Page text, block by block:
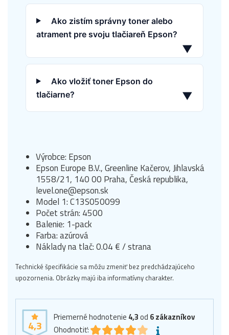
Ako zistím správny toner alebo
atrament pre svoju tlačiareň Epson?
▼
Ako vložiť toner Epson do
tlačiarne?
▼
Výrobce: Epson
Epson Europe B.V., Greenline Kačerov, Jihlavská
1558/21, 140 00 Praha, Česká republika,
level.one@epson.sk
Model 1: C13S050099
Počet strán: 4500
Balenie: 1-pack
Farba: azúrová
Náklady na tlač: 0.04 € / strana
Technické špecifikácie sa môžu zmeniť bez predchádzajúceho
upozornenia. Obrázky majú iba informatívny charakter.
4,3
Priemerné hodnotenie 4,3od 6zákazníkov
Ohodnotiť: